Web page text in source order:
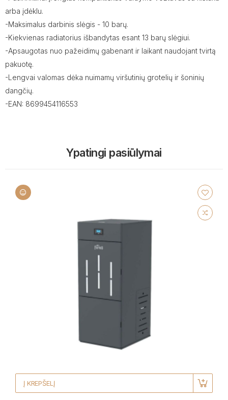
arba įdėklu.
-Maksimalus darbinis slėgis - 10 barų.
-Kiekvienas radiatorius išbandytas esant 13 barų slėgiui.
-Apsaugotas nuo pažeidimų gabenant ir laikant naudojant tvirtą
pakuotę.
-Lengvai valomas dėka nuimamų viršutinių grotelių ir šoninių
dangčių.
-EAN: 8699454116553
Ypatingi pasiūlymai
Į KREPŠELĮ